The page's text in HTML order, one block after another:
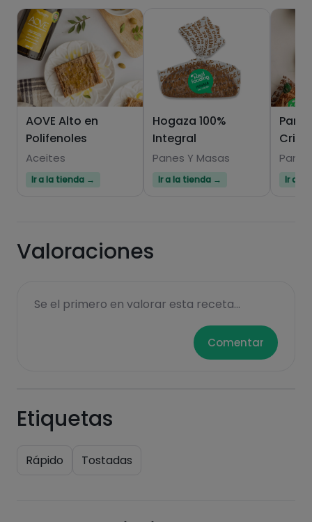
Hazte PLUS para ver la información nutricional
de las recetas, y desbloquear muchas más
funcionalidades PLUS.
Pásate al PLUS
AOVE Alto en
Polifenoles
Aceites
Ir a la tienda →
Hogaza 100%
Integral
Panes Y Masas
Ir a la tienda →
Pan
Ir a
Valoraciones
Se el primero en valorar esta receta...
Comentar
Etiquetas
Rápido Tostadas